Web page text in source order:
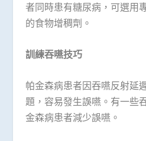
者同時患有糖尿病，可選用
的食物增稠劑。
訓練吞嚥技巧
帕金森病患者因吞嚥反射延
題，容易發生誤嚥。有一些
金森病患者減少誤嚥。